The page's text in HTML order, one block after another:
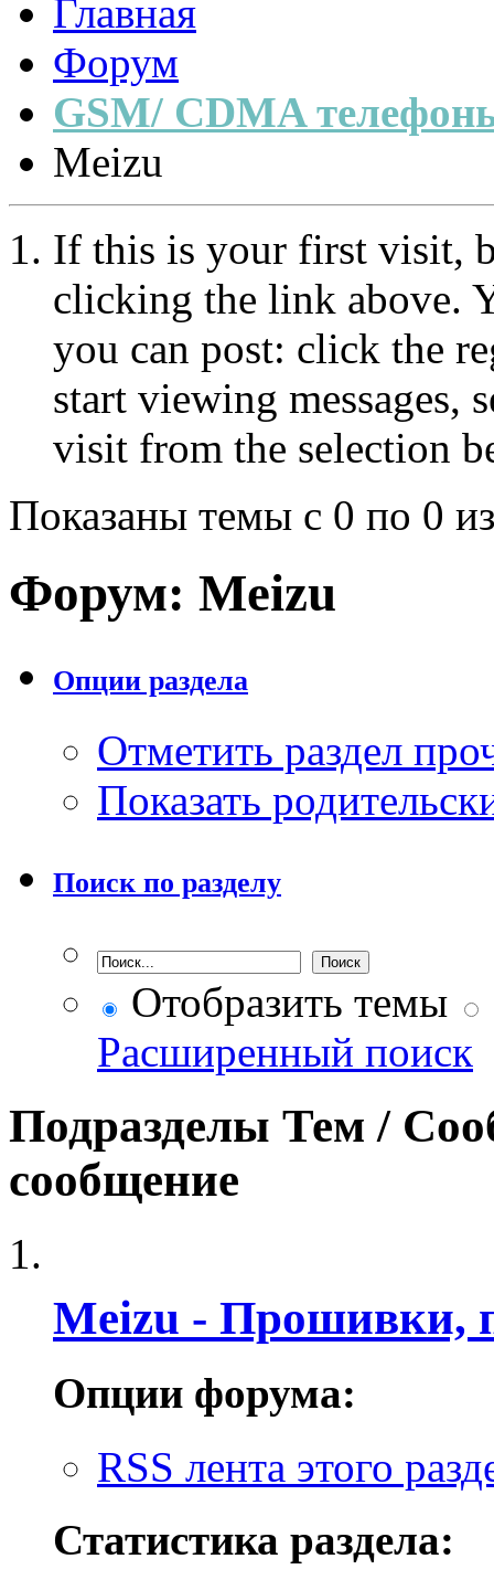
Форум
GSM/ CDMA
Meizu
If this is your first visit,
clicking the link above.
you can post: click the
start viewing messages,
visit from the selection
Показаны темы с 0 по 0
Форум: Meizu
Опции раздела
Отметить раздел
Показать
Поиск по разделу
Отобразить темы
Расширенный поиск
Подразделы Тем /
сообщение
Meizu - Прошивки,
Опции форума:
RSS лента этого
Статистика раздела: